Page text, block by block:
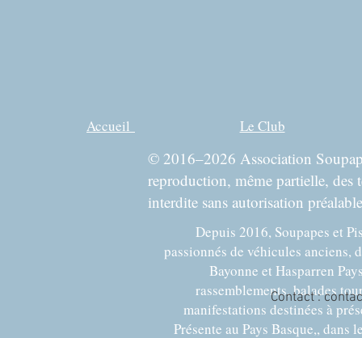
Accueil Le Club
© 2016–2026 Association
reproduction, même partielle, des
interdite sans autorisation
Depuis 2016, Soupapes et
passionnés de véhicules anciens,
Bayonne et Hasparren
rassemblements, balades
manifestations destinées à
Présente au Pays Basque,,
Contact :